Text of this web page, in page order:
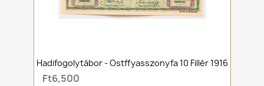
Hadifogolytábor - Ostffyasszonyfa 10 Fillér 1916
Ft6,500